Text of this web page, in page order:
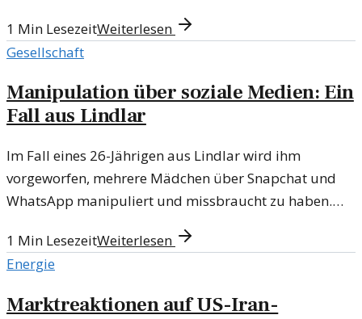
1 Min LesezeitWeiterlesen
Gesellschaft
Manipulation über soziale Medien: Ein
Fall aus Lindlar
Im Fall eines 26-Jährigen aus Lindlar wird ihm
vorgeworfen, mehrere Mädchen über Snapchat und
WhatsApp manipuliert und missbraucht zu haben.
Schutz von Jugendlichen in sozialen Medien auf.
1 Min LesezeitWeiterlesen
Energie
Marktreaktionen auf US-Iran-